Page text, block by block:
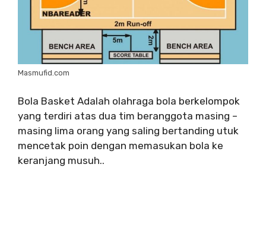
Masmufid.com
Bola Basket Adalah olahraga bola berkelompok
yang terdiri atas dua tim beranggota masing –
masing lima orang yang saling bertanding utuk
mencetak poin dengan memasukan bola ke
keranjang musuh..